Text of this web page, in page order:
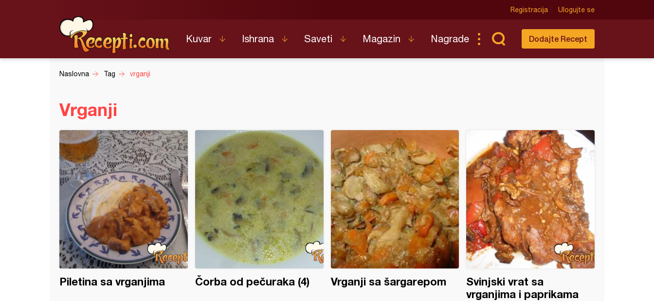
Registracija Ulogujte se
Kuvar Ishrana Saveti Magazin Nagrade Dodajte Recept
Naslovna Tag vrganji
Vrganji
Piletina sa vrganjima Čorba od pečuraka (4) Vrganji sa šargarepom
Svinjski vrat sa
vrganjima i paprikama
vrat sa vrganjima i paprikama